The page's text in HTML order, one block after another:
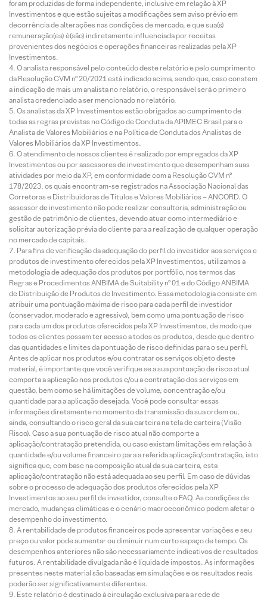
foram produzidas de forma independente, inclusive em relação à XP
Investimentos e que estão sujeitas a modificações sem aviso prévio em
decorrência de alterações nas condições de mercado, e que sua(s)
remuneração(es) é(são) indiretamente influenciada por receitas
provenientes dos negócios e operações financeiras realizadas pela XP
Investimentos.
O analista responsável pelo conteúdo deste relatório e pelo cumprimento
da Resolução CVM nº 20/2021 está indicado acima, sendo que, caso constem
a indicação de mais um analista no relatório, o responsável será o primeiro
analista credenciado a ser mencionado no relatório.
Os analistas da XP Investimentos estão obrigados ao cumprimento de
todas as regras previstas no Código de Conduta da APIMEC Brasil para o
Analista de Valores Mobiliários e na Política de Conduta dos Analistas de
Valores Mobiliários da XP Investimentos.
O atendimento de nossos clientes é realizado por empregados da XP
Investimentos ou por assessores de investimento que desempenham suas
atividades por meio da XP, em conformidade com a Resolução CVM nº
178/2023, os quais encontram-se registrados na Associação Nacional das
Corretoras e Distribuidoras de Títulos e Valores Mobiliários – ANCORD. O
assessor de investimento não pode realizar consultoria, administração ou
gestão de patrimônio de clientes, devendo atuar como intermediário e
solicitar autorização prévia do cliente para a realização de qualquer operação
no mercado de capitais.
Para fins de verificação da adequação do perfil do investidor aos serviços e
produtos de investimento oferecidos pela XP Investimentos, utilizamos a
metodologia de adequação dos produtos por portfólio, nos termos das
Regras e Procedimentos ANBIMA de Suitability nº 01 e do Código ANBIMA
de Distribuição de Produtos de Investimento. Essa metodologia consiste em
atribuir uma pontuação máxima de risco para cada perfil de investidor
(conservador, moderado e agressivo), bem como uma pontuação de risco
para cada um dos produtos oferecidos pela XP Investimentos, de modo que
todos os clientes possam ter acesso a todos os produtos, desde que dentro
das quantidades e limites da pontuação de risco definidas para o seu perfil.
Antes de aplicar nos produtos e/ou contratar os serviços objeto deste
material, é importante que você verifique se a sua pontuação de risco atual
comporta a aplicação nos produtos e/ou a contratação dos serviços em
questão, bem como se há limitações de volume, concentração e/ou
quantidade para a aplicação desejada. Você pode consultar essas
informações diretamente no momento da transmissão da sua ordem ou,
ainda, consultando o risco geral da sua carteira na tela de carteira (Visão
Risco). Caso a sua pontuação de risco atual não comporte a
aplicação/contratação pretendida, ou caso existam limitações em relação à
quantidade e/ou volume financeiro para a referida aplicação/contratação, isto
significa que, com base na composição atual da sua carteira, esta
aplicação/contratação não está adequada ao seu perfil. Em caso de dúvidas
sobre o processo de adequação dos produtos oferecidos pela XP
Investimentos ao seu perfil de investidor, consulte o FAQ. As condições de
mercado, mudanças climáticas e o cenário macroeconômico podem afetar o
desempenho do investimento.
A rentabilidade de produtos financeiros pode apresentar variações e seu
preço ou valor pode aumentar ou diminuir num curto espaço de tempo. Os
desempenhos anteriores não são necessariamente indicativos de resultados
futuros. A rentabilidade divulgada não é líquida de impostos. As informações
presentes neste material são baseadas em simulações e os resultados reais
poderão ser significativamente diferentes.
Este relatório é destinado à circulação exclusiva para a rede de